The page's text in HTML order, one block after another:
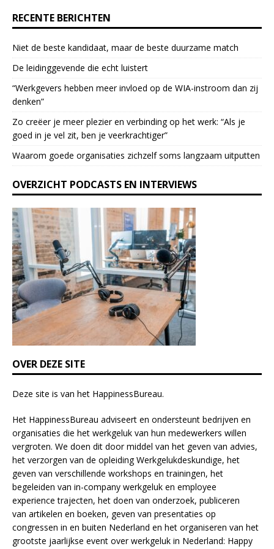
.
l
e
a
s
e
l
a
v
t
h
i
s
f
i
e
l
d
b
l
n
k
.
RECENTE BERICHTEN
Niet de beste kandidaat, maar de beste duurzame match
De leidinggevende die echt luistert
“Werkgevers hebben meer invloed op de WIA-instroom dan zij
denken”
Zo creëer je meer plezier en verbinding op het werk: “Als je
goed in je vel zit, ben je veerkrach­tiger”
Waarom goede organisaties zichzelf soms langzaam uitputten
OVERZICHT PODCASTS EN INTERVIEWS
OVER DEZE SITE
Deze site is van het HappinessBureau.
Het HappinessBureau adviseert en ondersteunt bedrijven en
organisaties die het werkgeluk van hun medewerkers willen
vergroten. We doen dit door middel van het geven van advies,
het verzorgen van de opleidingWerkgelukdeskundige, het
geven van verschillende workshops en trainingen, het
begeleiden van in-company werkgeluk en employee
experiencetrajecten, het doen van onderzoek, publiceren
van artikelen en boeken, geven van presentaties op
congressen in en buiten Nederland en het organiseren van het
grootste jaarlijkse event over werkgeluk in Nederland: Happy